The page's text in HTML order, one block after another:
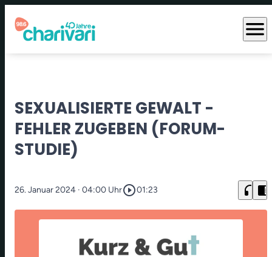
menu
SEXUALISIERTE GEWALT -
FEHLER ZUGEBEN (FORUM-
STUDIE)
26. Januar 2024 · 04:00 Uhrplay_circle_outline01:23 headphones chrome_reader_mode